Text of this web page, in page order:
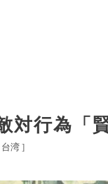
対行為「
湾 ]